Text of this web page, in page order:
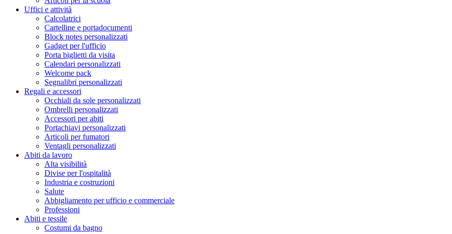
Uffici e attività
Calcolatrici
Cartelline e portadocumenti
Block notes personalizzati
Gadget per l'ufficio
Porta biglietti da visita
Calendari personalizzati
Welcome pack
Segnalibri personalizzati
Regali e accessori
Occhiali da sole personalizzati
Ombrelli personalizzati
Accessori per abiti
Portachiavi personalizzati
Articoli per fumatori
Ventagli personalizzati
Abiti da lavoro
Alta visibilità
Divise per l'ospitalità
Industria e costruzioni
Salute
Abbigliamento per ufficio e commerciale
Professioni
Abiti e tessile
Costumi da bagno